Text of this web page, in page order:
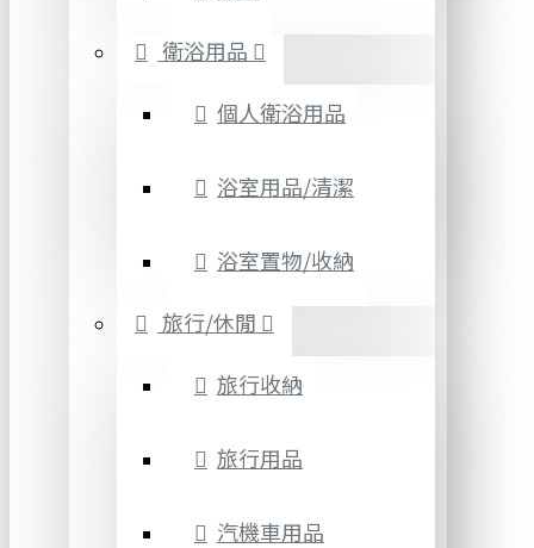
衛浴用品
個人衛浴用品
浴室用品/清潔
浴室置物/收納
旅行/休閒
旅行收納
旅行用品
汽機車用品